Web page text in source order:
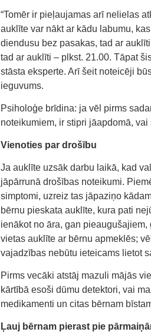
“Tomēr ir pieļaujamas arī nelielas
auklīte var nākt ar kādu labumu,
diendusu bez pasakas, tad ar
tad ar auklīti – plkst. 21.00. Tāpat
stāsta eksperte. Arī šeit noteicēji
ieguvums.
Psiholoģe brīdina: ja vēl pirms
noteikumiem, ir stipri jāapdomā,
Vienoties par drošību
Ja auklīte uzsāk darbu laikā, kad
jāpārrunā drošības noteikumi.
simptomi, uzreiz tas jāpaziņo
bērnu pieskata auklīte, kura pati
ienākot no āra, gan
vietas auklīte ar bērnu apmeklēs;
vajadzības nebūtu ieteicams lietot
Pirms vecāki atstāj mazuli mājās
kārtībā esoši dūmu detektori, vai
medikamenti un citas bērnam
Ļauj bērnam pierast pie